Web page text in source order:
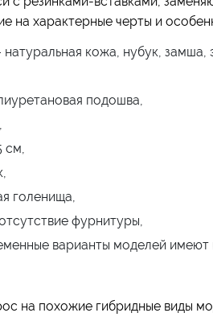
на характерные черты и
кожа, нубук,
подошва,
см,
голенища,
фурнитуры,
варианты моделей
на похожие гибридные виды